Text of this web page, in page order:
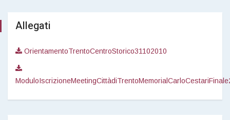
Allegati
OrientamentoTrentoCentroStorico31102010